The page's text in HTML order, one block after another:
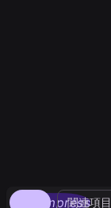
compress
関連項目